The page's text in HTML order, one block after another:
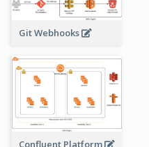
Git Webhooks
Confluent Platform